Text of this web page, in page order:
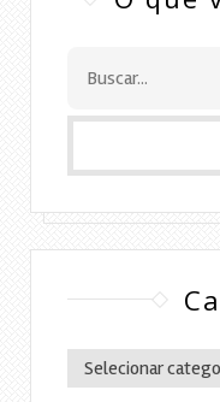
Categorias